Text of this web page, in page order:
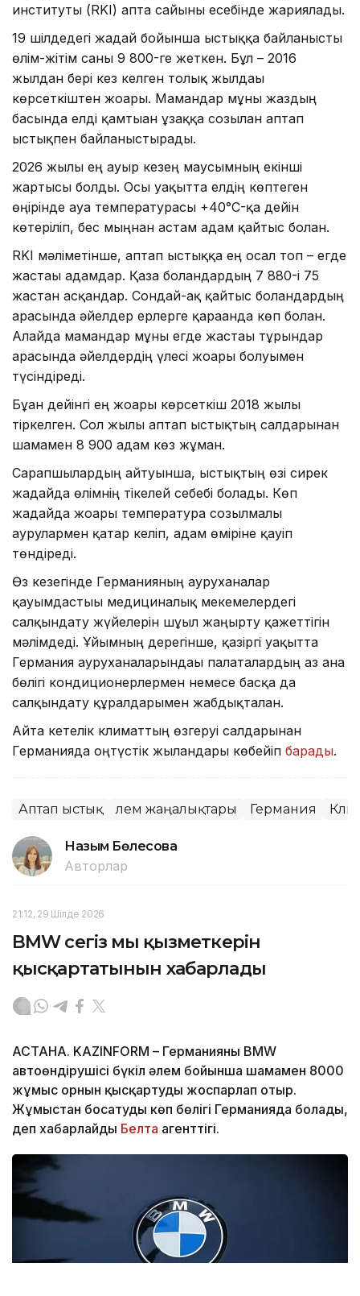
институты (RKI) апта сайынғы есебінде жариялады.
19 шілдедегі жағдай бойынша ыстыққа байланысты
өлім-жітім саны 9 800-ге жеткен. Бұл – 2016
жылдан бері кез келген толық жылдағы
көрсеткіштен жоғары. Мамандар мұны жаздың
басында елді қамтыған ұзаққа созылған аптап
ыстықпен байланыстырады.
2026 жылғы ең ауыр кезең маусымның екінші
жартысы болды. Осы уақытта елдің көптеген
өңірінде ауа температурасы +40°C-қа дейін
көтеріліп, бес мыңнан астам адам қайтыс болған.
RKI мәліметінше, аптап ыстыққа ең осал топ – егде
жастағы адамдар. Қаза болғандардың 7 880-і 75
жастан асқандар. Сондай-ақ қайтыс болғандардың
арасында әйелдер ерлерге қарағанда көп болған.
Алайда мамандар мұны егде жастағы тұрғындар
арасында әйелдердің үлесі жоғары болуымен
түсіндіреді.
Бұған дейінгі ең жоғары көрсеткіш 2018 жылы
тіркелген. Сол жылы аптап ыстықтың салдарынан
шамамен 8 900 адам көз жұмған.
Сарапшылардың айтуынша, ыстықтың өзі сирек
жағдайда өлімнің тікелей себебі болады. Көп
жағдайда жоғары температура созылмалы
аурулармен қатар келіп, адам өміріне қауіп
төндіреді.
Өз кезегінде Германияның ауруханалар
қауымдастығы медициналық мекемелердегі
салқындату жүйелерін шұғыл жаңғырту қажеттігін
мәлімдеді. Ұйымның дерегінше, қазіргі уақытта
Германия ауруханаларындағы палаталардың аз ғана
бөлігі кондиционерлермен немесе басқа да
салқындату құралдарымен жабдықталған.
Айта кетелік климаттың өзгеруі салдарынан
Германияда оңтүстік жыландары көбейіп барады.
Аптап ыстық Әлем жаңалықтары Германия
Назым Бөлесова
Авторлар
21:12, 29 Шілде 2026
BMW сегіз мың қызметкерін
қысқартатынын хабарлады
АСТАНА. KAZINFORM – Германияның BMW
автоөндірушісі бүкіл әлем бойынша шамамен 8000
жұмыс орнын қысқартуды жоспарлап отыр.
Жұмыстан босатудың көп бөлігі Германияда болады,
деп хабарлайды Белта агенттігі.